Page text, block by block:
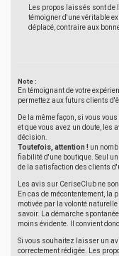
Les propos laissés sont
témoigner d'une véritable
déplacé, contraire aux
Note :
En témoignant de votre
permettez aux futurs clients
De la même façon, si vous
et que vous avez un doute, les
décision.
Toutefois, attention ! un
fiabilité d'une boutique. Seul
de la satisfaction des clients
Les avis sur CeriseClub ne
En cas de mécontentement, la
motivée par la volonté
savoir. La démarche
moins évidente. Il convient
Si vous souhaitez laisser un
correctement rédigée. Les